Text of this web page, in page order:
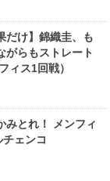
だけ】錦織圭、も
がらもストレート
ィス1回戦）
みとれ！ メンフィ
ェンコ